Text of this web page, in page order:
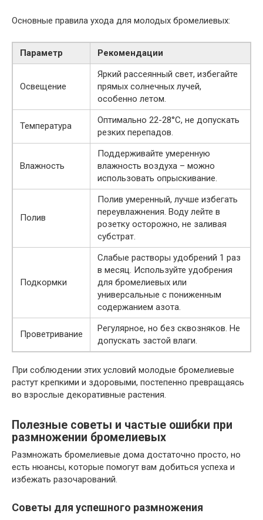
Основные правила ухода для молодых бромелиевых:
Параметр Рекомендации
Освещение
Яркий рассеянный свет, избегайте
прямых солнечных лучей,
особенно летом.
Температура
Оптимально 22-28°C, не допускать
резких перепадов.
Влажность
Поддерживайте умеренную
влажность воздуха – можно
использовать опрыскивание.
Полив
Полив умеренный, лучше избегать
переувлажнения. Воду лейте в
розетку осторожно, не заливая
субстрат.
Подкормки
Слабые растворы удобрений 1 раз
в месяц. Используйте удобрения
для бромелиевых или
универсальные с пониженным
содержанием азота.
Проветривание
Регулярное, но без сквозняков. Не
допускать застой влаги.
При соблюдении этих условий молодые бромелиевые
растут крепкими и здоровыми, постепенно превращаясь
во взрослые декоративные растения.
Полезные советы и частые ошибки при
размножении бромелиевых
Размножать бромелиевые дома достаточно просто, но
есть нюансы, которые помогут вам добиться успеха и
избежать разочарований.
Советы для успешного размножения